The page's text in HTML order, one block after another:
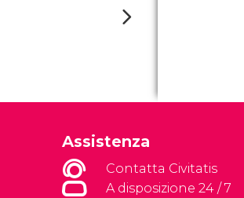
Assistenza
Contatta Civitatis
A disposizione 24 / 7